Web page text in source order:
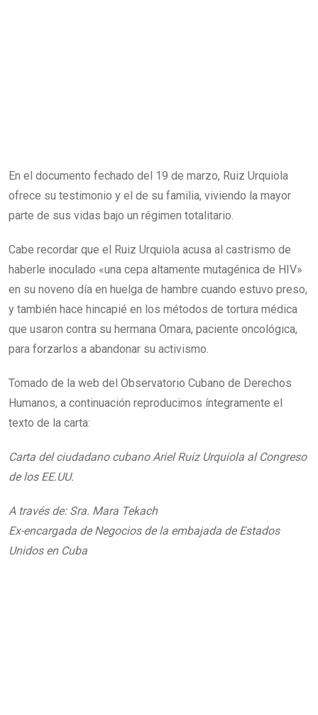
En el documento fechado del 19 de marzo, Ruiz Urquiola
ofrece su testimonio y el de su familia, viviendo la mayor
parte de sus vidas bajo un régimen totalitario.
Cabe recordar que el Ruiz Urquiola acusa al castrismo de
haberle inoculado «una cepa altamente mutagénica de HIV»
en su noveno día en huelga de hambre cuando estuvo preso,
y también hace hincapié en los métodos de tortura médica
que usaron contra su hermana Omara, paciente oncológica,
para forzarlos a abandonar su activismo.
Tomado de la web del Observatorio Cubano de Derechos
Humanos, a continuación reproducimos íntegramente el
texto de la carta:
Carta del ciudadano cubano Ariel Ruiz Urquiola al Congreso
de los EE.UU.
A través de: Sra. Mara Tekach
Ex-encargada de Negocios de la embajada de Estados
Unidos en Cuba